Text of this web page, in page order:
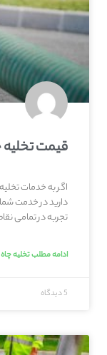
قیمت تخلیه
اگر به خدمات
دارید در خدمت
تجربه در تمامی
ادامه مطلب تخلیه چاه
5 دیدگاه